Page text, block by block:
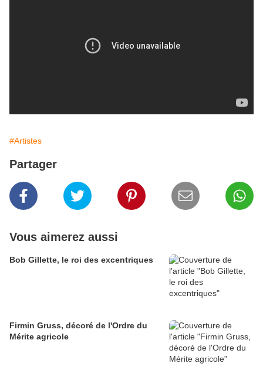
#Artistes
Partager
Vous aimerez aussi
Bob Gillette, le roi des excentriques
Firmin Gruss, décoré de l'Ordre du
Mérite agricole